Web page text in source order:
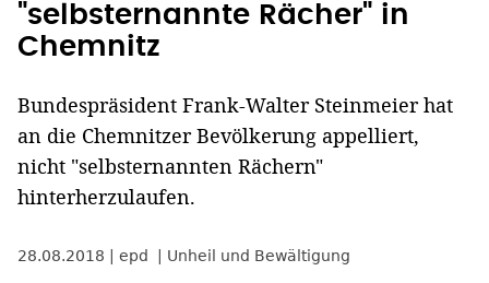
"selbsternannte Rächer" in
Chemnitz
Bundespräsident Frank-Walter Steinmeier hat
an die Chemnitzer Bevölkerung appelliert,
nicht "selbsternannten Rächern"
hinterherzulaufen.
28.08.2018 epd Unheil und Bewältigung